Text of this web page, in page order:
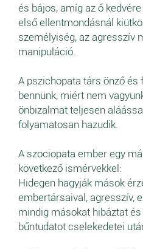
és bájos, amíg az ő
első ellentmondásnál
személyiség, az agresszív
manipuláció.
A pszichopata társ önző és
bennünk, miért nem
önbizalmat teljesen
folyamatosan hazudik.
A szociopata ember egy
következő ismérvekkel:
Hidegen hagyják mások
embertársaival, agresszív,
mindig másokat hibáztat
bűntudatot cselekedetei